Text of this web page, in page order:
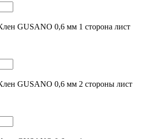
GUSANO 0,6 мм 1 сторона лист
GUSANO 0,6 мм 2 стороны лист